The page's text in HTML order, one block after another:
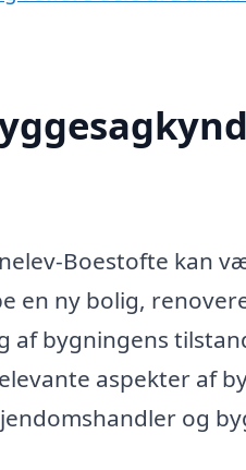
Boestofte kan
en ny bolig,
af bygningens
aspekter af
og